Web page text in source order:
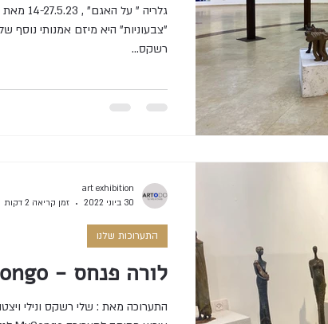
רשקס...
לורה פנחס - MyCongo
התערוכות שלנו
art exhibition
30 ביוני 2022
זמן קריאה 2 דקות